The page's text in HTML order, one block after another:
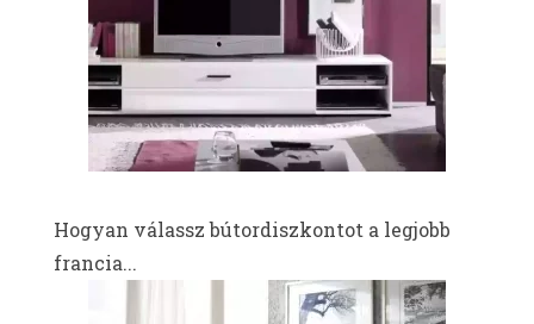
Hogyan válassz bútordiszkontot a legjobb
francia...